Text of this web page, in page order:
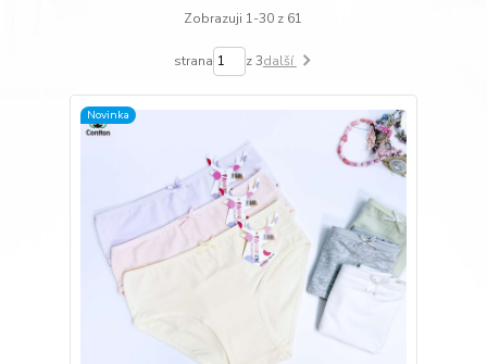
Zobrazuji 1-30 z 61
strana z 3další
Novinka